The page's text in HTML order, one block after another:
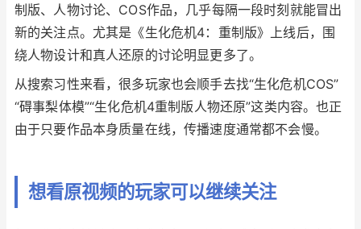
制版、人物讨论、COS作品，几乎每隔一段时刻就能冒出
新的关注点。尤其是《生化危机4：重制版》上线后，围
绕人物设计和真人还原的讨论明显更多了。
从搜索习性来看，很多玩家也会顺手去找“生化危机COS”
“碍事梨体模”“生化危机4重制版人物还原”这类内容。也正
由于只要作品本身质量在线，传播速度通常都不会慢。
想看原视频的玩家可以继续关注